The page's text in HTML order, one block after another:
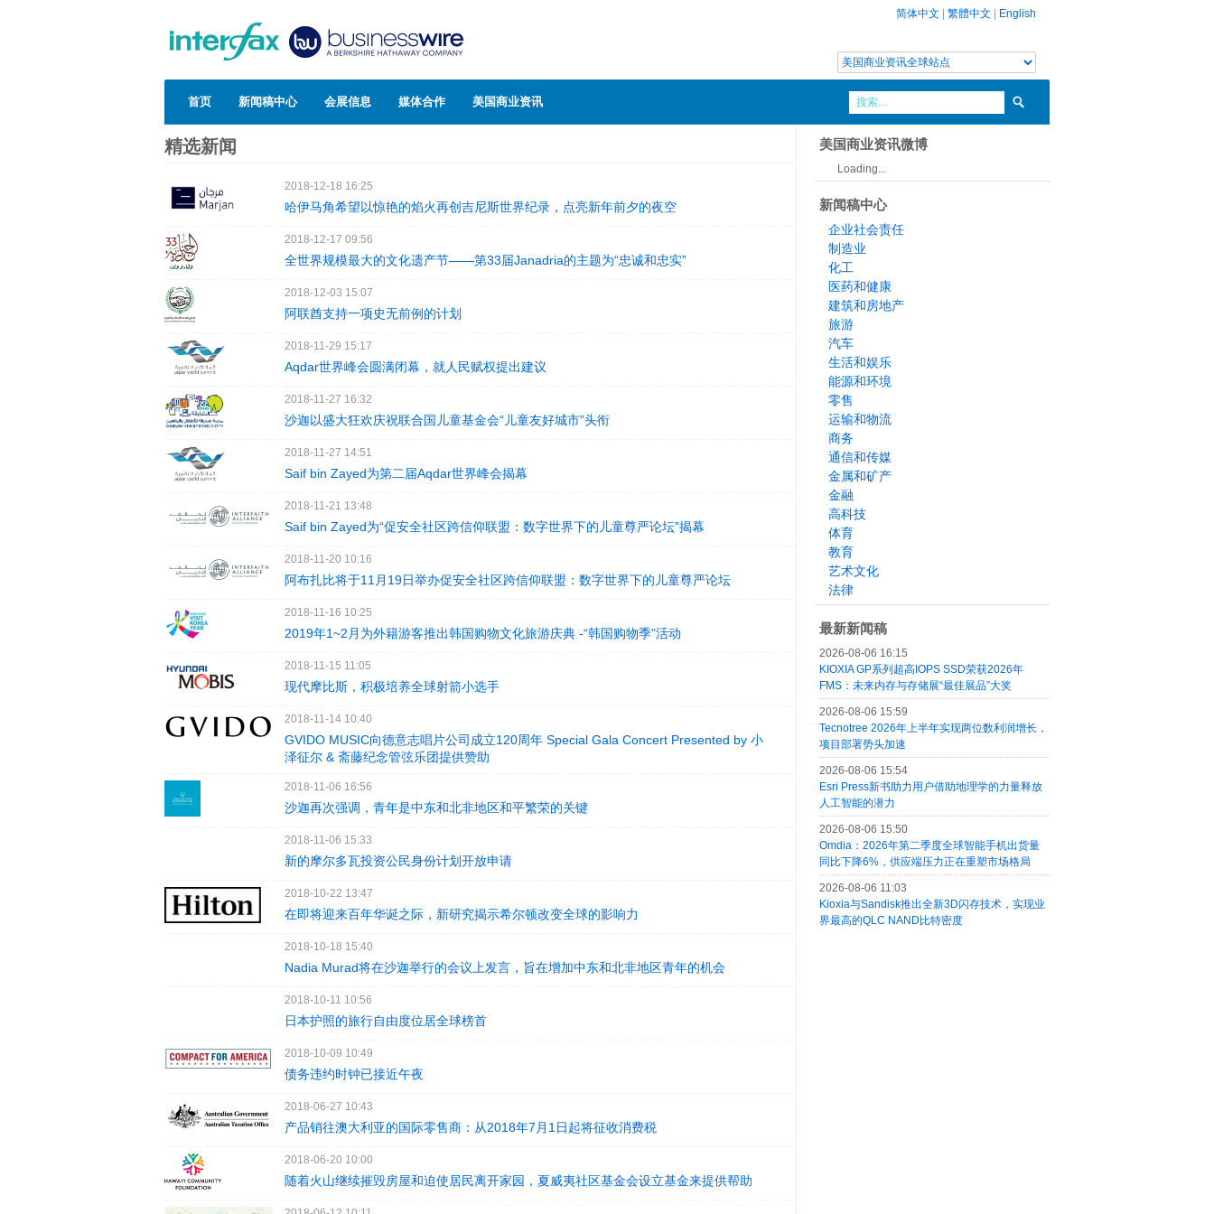
简体中文 繁體中文 English
首页 新闻稿中心 会展信息 媒体合作 美国商业资讯
精选新闻
2018-12-18 16:25
哈伊马角希望以惊艳的焰火再创吉尼斯世界纪录，点亮新年前夕的夜空
2018-12-17 09:56
全世界规模最大的文化遗产节——第33届Janadria的主题为“忠诚和忠实”
2018-12-03 15:07
阿联酋支持一项史无前例的计划
2018-11-29 15:17
Aqdar世界峰会圆满闭幕，就人民赋权提出建议
2018-11-27 16:32
沙迦以盛大狂欢庆祝联合国儿童基金会“儿童友好城市”头衔
2018-11-27 14:51
Saif bin Zayed为第二届Aqdar世界峰会揭幕
2018-11-21 13:48
Saif bin Zayed为“促安全社区跨信仰联盟：数字世界下的儿童尊严论坛”揭幕
2018-11-20 10:16
阿布扎比将于11月19日举办促安全社区跨信仰联盟：数字世界下的儿童尊严论坛
2018-11-16 10:25
2019年1~2月为外籍游客推出韩国购物文化旅游庆典 -“韩国购物季”活动
2018-11-15 11:05
现代摩比斯，积极培养全球射箭小选手
2018-11-14 10:40
GVIDO MUSIC向德意志唱片公司成立120周年 Special Gala Concert Presented by 小
泽征尔 & 斋藤纪念管弦乐团提供赞助
2018-11-06 16:56
沙迦再次强调，青年是中东和北非地区和平繁荣的关键
2018-11-06 15:33
新的摩尔多瓦投资公民身份计划开放申请
2018-10-22 13:47
在即将迎来百年华诞之际，新研究揭示希尔顿改变全球的影响力
2018-10-18 15:40
Nadia Murad将在沙迦举行的会议上发言，旨在增加中东和北非地区青年的机会
2018-10-11 10:56
日本护照的旅行自由度位居全球榜首
2018-10-09 10:49
债务违约时钟已接近午夜
2018-06-27 10:43
产品销往澳大利亚的国际零售商：从2018年7月1日起将征收消费税
2018-06-20 10:00
随着火山继续摧毁房屋和迫使居民离开家园，夏威夷社区基金会设立基金来提供帮助
美国商业资讯微博
Loading...
新闻稿中心
企业社会责任
制造业
化工
医药和健康
建筑和房地产
旅游
汽车
生活和娱乐
能源和环境
零售
运输和物流
商务
通信和传媒
金属和矿产
金融
高科技
体育
教育
艺术文化
法律
最新新闻稿
2026-08-06 16:15
KIOXIA GP系列超高IOPS SSD荣获2026年
FMS：未来内存与存储展“最佳展品”大奖
2026-08-06 15:59
Tecnotree 2026年上半年实现两位数利润增长，
项目部署势头加速
2026-08-06 15:54
Esri Press新书助力用户借助地理学的力量释放
人工智能的潜力
2026-08-06 15:50
Omdia：2026年第二季度全球智能手机出货量
同比下降6%，供应端压力正在重塑市场格局
2026-08-06 11:03
Kioxia与Sandisk推出全新3D闪存技术，实现业
界最高的QLC NAND比特密度